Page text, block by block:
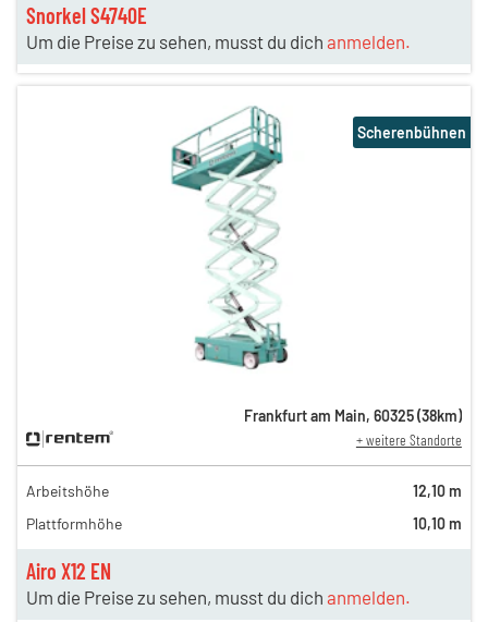
Snorkel S4740E
Um die Preise zu sehen, musst du dich anmelden.
Airo X12 EN
Um die Preise zu sehen, musst du dich anmelden.
Scherenbühnen
Frankfurt am Main, 60325(38km)
+ weitere Standorte
Arbeitshöhe
12,10 m
Plattformhöhe
10,10 m